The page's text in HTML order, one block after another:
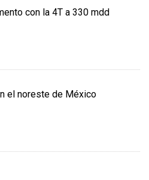
con la 4T a 330 mdd
el noreste de México